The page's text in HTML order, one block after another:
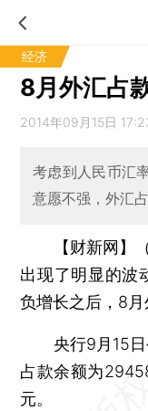
经济
8月外汇占
2014年09月15日
考虑到人民币汇
意愿不强，外汇
【财新网】
出现了明显的波
负增长之后，8月
央行9月15日
占款余额为
元。